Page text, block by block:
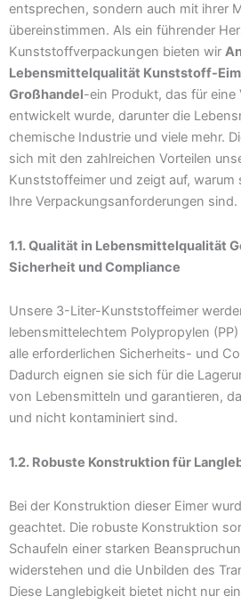
entsprechen, sondern auch mit ihrer
übereinstimmen. Als ein führender
Kunststoffverpackungen bieten wir
Lebensmittelqualität Kunststoff-
Großhandel-ein Produkt, das für eine
entwickelt wurde, darunter die
chemische Industrie und viele mehr.
sich mit den zahlreichen Vorteilen
Kunststoffeimer und zeigt auf, warum
Ihre Verpackungsanforderungen sind.
1.1. Qualität in Lebensmittelqualität
Sicherheit und Compliance
Unsere 3-Liter-Kunststoffeimer
lebensmittelechtem Polypropylen
alle erforderlichen Sicherheits- und
Dadurch eignen sie sich für die
von Lebensmitteln und garantieren,
und nicht kontaminiert sind.
1.2. Robuste Konstruktion für
Bei der Konstruktion dieser Eimer
geachtet. Die robuste Konstruktion
Schaufeln einer starken
widerstehen und die Unbilden des
Diese Langlebigkeit bietet nicht nur